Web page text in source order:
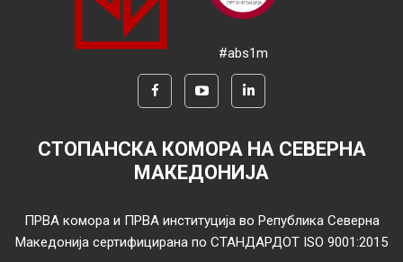
#abs1m
СТОПАНСКА КОМОРА НА СЕВЕРНА
МАКЕДОНИЈА
ПРВА комора и ПРВА институција во Република Северна
Македонија сертифицирана по СТАНДАРДОТ ISO 9001:2015